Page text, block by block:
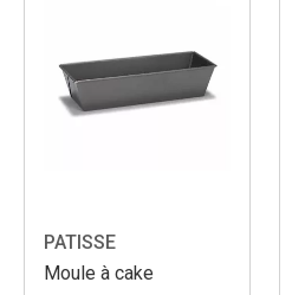
PATISSE
Moule à cake